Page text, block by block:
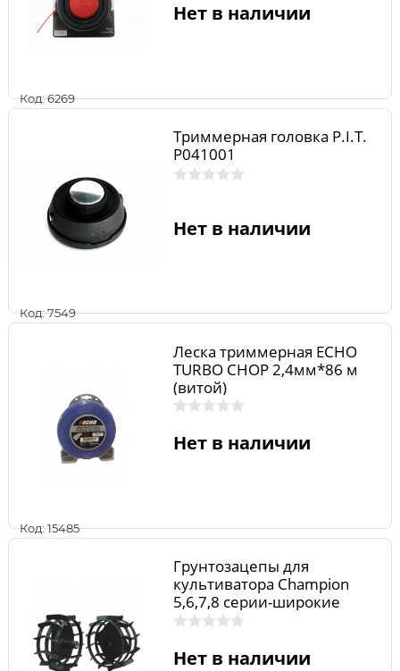
Код: 6269
Нет в наличии
Код: 7549
Триммерная головка P.I.T.
P041001
Нет в наличии
Код: 15485
Леска триммерная ECHO
TURBO CHOP 2,4мм*86 м
(витой)
Нет в наличии
Грунтозацепы для
культиватора Champion
5,6,7,8 серии-широкие
Нет в наличии